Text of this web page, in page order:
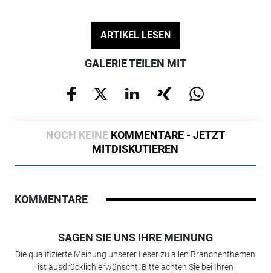
ARTIKEL LESEN
GALERIE TEILEN MIT
NOCH KEINE KOMMENTARE - JETZT
MITDISKUTIEREN
KOMMENTARE
SAGEN SIE UNS IHRE MEINUNG
Die qualifizierte Meinung unserer Leser zu allen Branchenthemen
ist ausdrücklich erwünscht. Bitte achten Sie bei Ihren